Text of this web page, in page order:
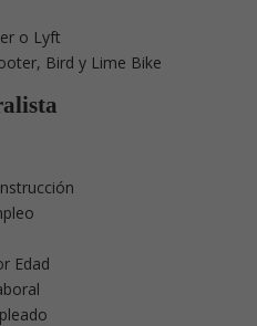
o Lyft
Bird y Lime Bike
Edad